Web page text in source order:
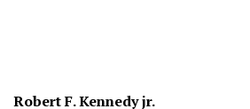
Robert F. Kennedy jr.